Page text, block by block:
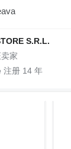
S.R.L.
注册 14 年